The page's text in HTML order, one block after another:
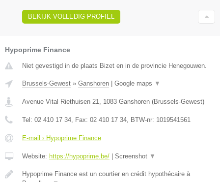
BEKIJK VOLLEDIG PROFIEL
Hypoprime Finance
Niet gevestigd in de plaats Bizet en in de provincie Henegouwen.
Brussels-Gewest » Ganshoren Google maps ▼
Avenue Vital Riethuisen 21 1083 Ganshoren (Brussels-Gewest)
Tel: 02 410 17 34 , Fax: 02 410 17 34 , BTW-nr: 1019541561
E-mail › Hypoprime Finance
Website: https://hypoprime.be/ Screenshot ▼
Hypoprime Finance est un courtier en crédit hypothécaire à